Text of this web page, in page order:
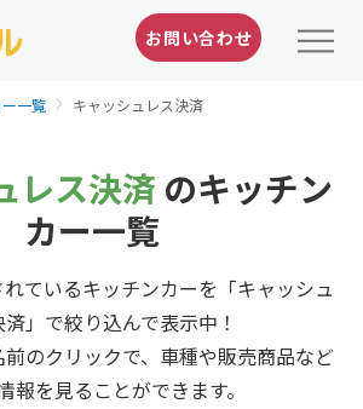
お問い合わせ
一覧 キャッシュレス決済
レス決済 のキッチン
カー一覧
ているキッチンカーを「キャッシュ
済」で絞り込んで表示中！
のクリックで、車種や販売商品など
報を見ることができます。